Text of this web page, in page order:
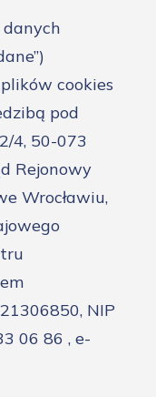
cookies
pod
4, 50-073
Rejonowy
Wrocławiu,
NIP
06 86 , e-